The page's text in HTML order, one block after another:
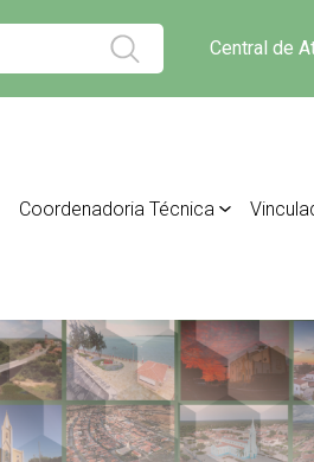
Central de
Coordenadoria Técnica